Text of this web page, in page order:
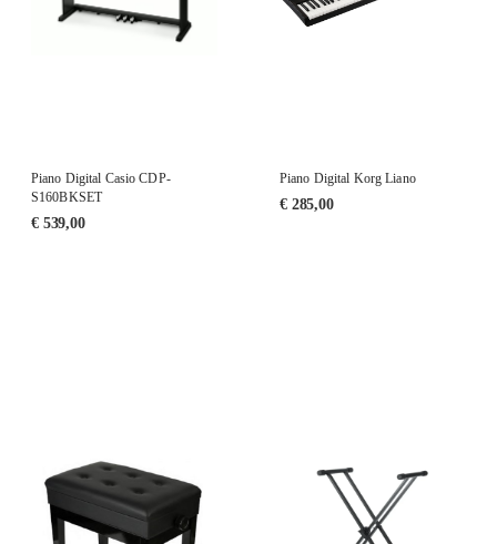
Piano Digital Casio CDP-
S160BKSET
€539,00
Piano Digital Korg Liano
€285,00